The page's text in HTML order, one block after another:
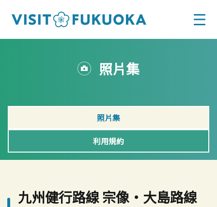
照片集
照片集
利用規約
九州健行路線 宗像・大島路線